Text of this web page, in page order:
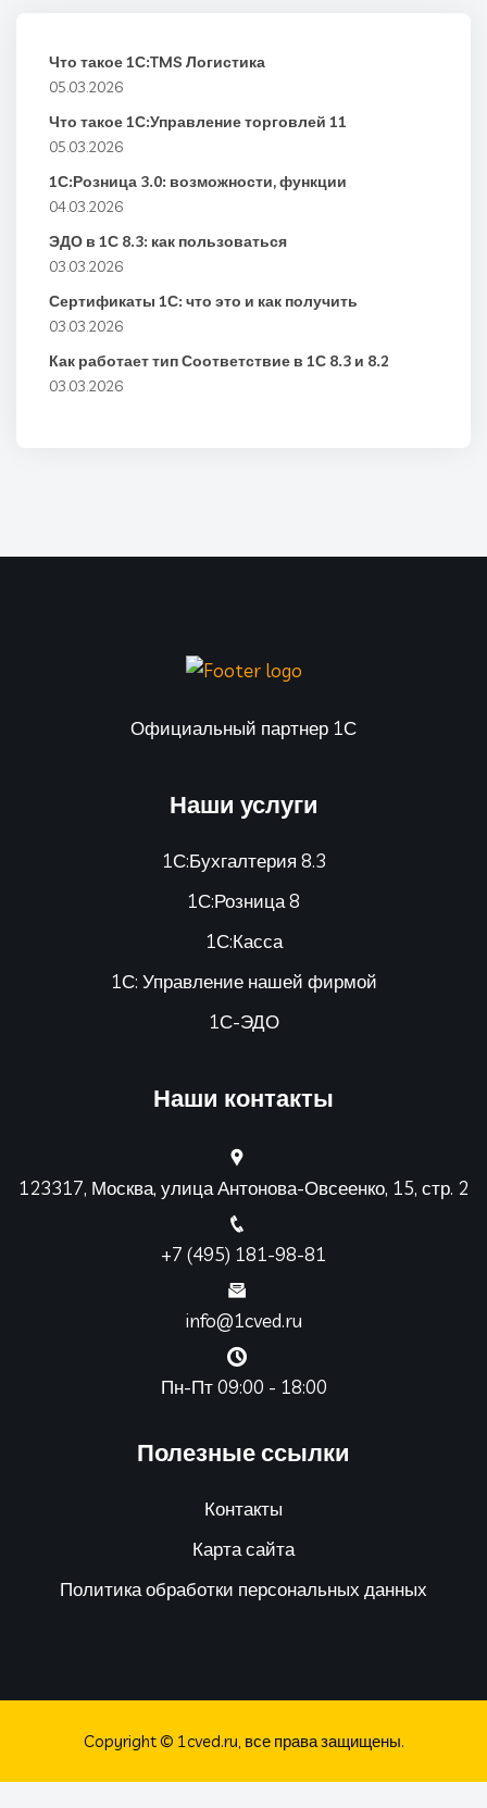
Что такое 1С:TMS Логистика
05.03.2026
Что такое 1С:Управление торговлей 11
05.03.2026
1С:Розница 3.0: возможности, функции
04.03.2026
ЭДО в 1С 8.3: как пользоваться
03.03.2026
Сертификаты 1С: что это и как получить
03.03.2026
Как работает тип Соответствие в 1С 8.3 и 8.2
03.03.2026
Официальный партнер 1С
Наши услуги
1С:Бухгалтерия 8.3
1С:Розница 8
1С:Касса
1С: Управление нашей фирмой
1С-ЭДО
Наши контакты
123317, Москва, улица Антонова-Овсеенко, 15, стр. 2
+7 (495) 181-98-81
info@1cved.ru
Пн-Пт 09:00 - 18:00
Полезные ссылки
Контакты
Карта сайта
Политика обработки персональных данных
Copyright © 1cved.ru, все права защищены.